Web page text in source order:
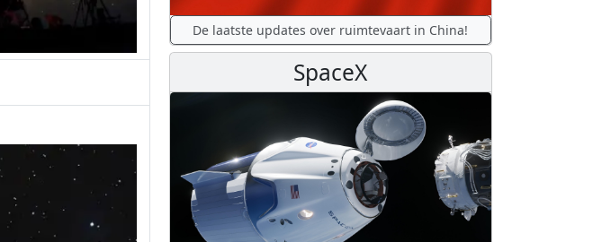
De laatste updates over ruimtevaart in China!
SpaceX